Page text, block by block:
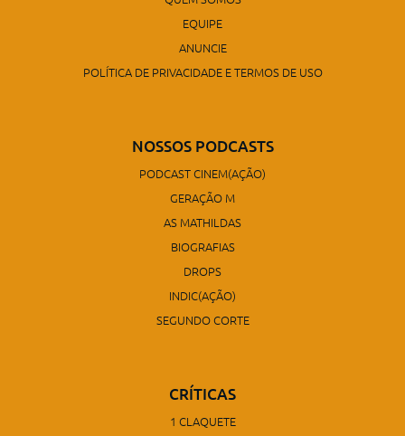
EQUIPE
ANUNCIE
POLÍTICA DE PRIVACIDADE E TERMOS DE USO
NOSSOS PODCASTS
PODCAST CINEM(AÇÃO)
GERAÇÃO M
AS MATHILDAS
BIOGRAFIAS
DROPS
INDIC(AÇÃO)
SEGUNDO CORTE
CRÍTICAS
1 CLAQUETE